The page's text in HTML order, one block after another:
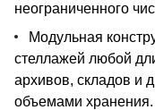
неограниченного
Модульная
стеллажей любой
архивов, складов и
объемами хранения.